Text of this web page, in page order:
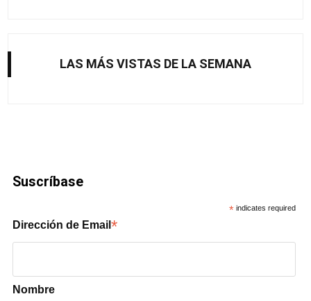
LAS MÁS VISTAS DE LA SEMANA
Suscríbase
* indicates required
Dirección de Email*
Nombre